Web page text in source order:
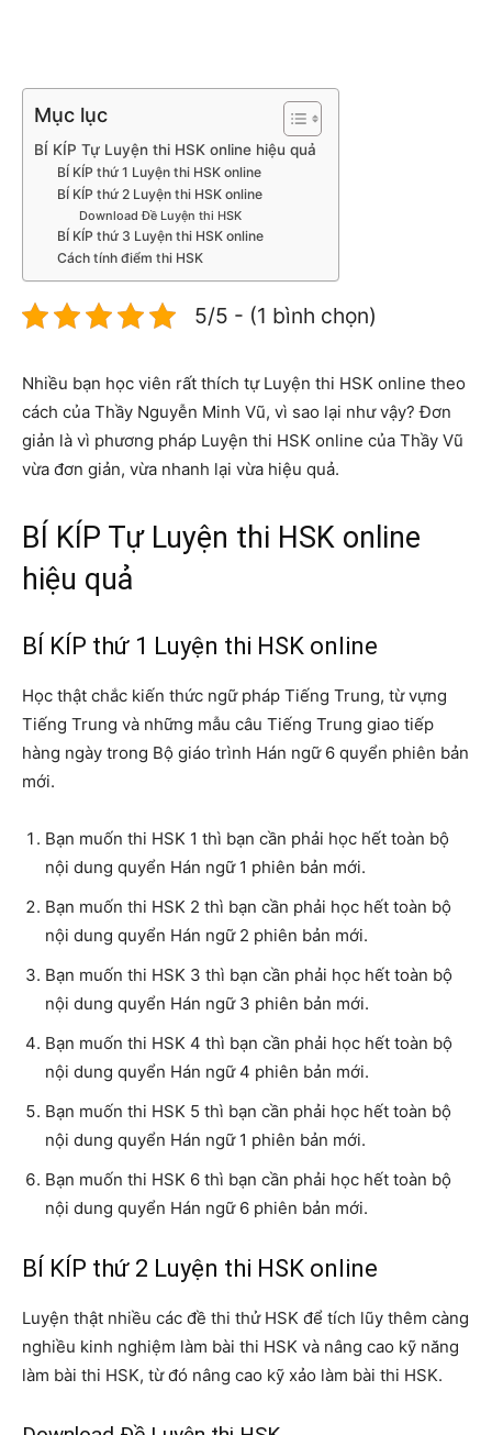
Mục lục
BÍ KÍP Tự Luyện thi HSK online hiệu quả
BÍ KÍP thứ 1 Luyện thi HSK online
BÍ KÍP thứ 2 Luyện thi HSK online
Download Đề Luyện thi HSK
BÍ KÍP thứ 3 Luyện thi HSK online
Cách tính điểm thi HSK
5/5 - (1 bình chọn)
Nhiều bạn học viên rất thích tự Luyện thi HSK online theo
cách của Thầy Nguyễn Minh Vũ, vì sao lại như vậy? Đơn
giản là vì phương pháp Luyện thi HSK online của Thầy Vũ
vừa đơn giản, vừa nhanh lại vừa hiệu quả.
BÍ KÍP Tự Luyện thi HSK online
hiệu quả
BÍ KÍP thứ 1 Luyện thi HSK online
Học thật chắc kiến thức ngữ pháp Tiếng Trung, từ vựng
Tiếng Trung và những mẫu câu Tiếng Trung giao tiếp
hàng ngày trong Bộ giáo trình Hán ngữ 6 quyển phiên bản
mới.
Bạn muốn thi HSK 1 thì bạn cần phải học hết toàn bộ
nội dung quyển Hán ngữ 1 phiên bản mới.
Bạn muốn thi HSK 2 thì bạn cần phải học hết toàn bộ
nội dung quyển Hán ngữ 2 phiên bản mới.
Bạn muốn thi HSK 3 thì bạn cần phải học hết toàn bộ
nội dung quyển Hán ngữ 3 phiên bản mới.
Bạn muốn thi HSK 4 thì bạn cần phải học hết toàn bộ
nội dung quyển Hán ngữ 4 phiên bản mới.
Bạn muốn thi HSK 5 thì bạn cần phải học hết toàn bộ
nội dung quyển Hán ngữ 1 phiên bản mới.
Bạn muốn thi HSK 6 thì bạn cần phải học hết toàn bộ
nội dung quyển Hán ngữ 6 phiên bản mới.
BÍ KÍP thứ 2 Luyện thi HSK online
Luyện thật nhiều các đề thi thử HSK để tích lũy thêm càng
nghiều kinh nghiệm làm bài thi HSK và nâng cao kỹ năng
làm bài thi HSK, từ đó nâng cao kỹ xảo làm bài thi HSK.